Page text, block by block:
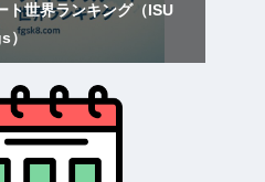
ト世界ランキング（ISU
）